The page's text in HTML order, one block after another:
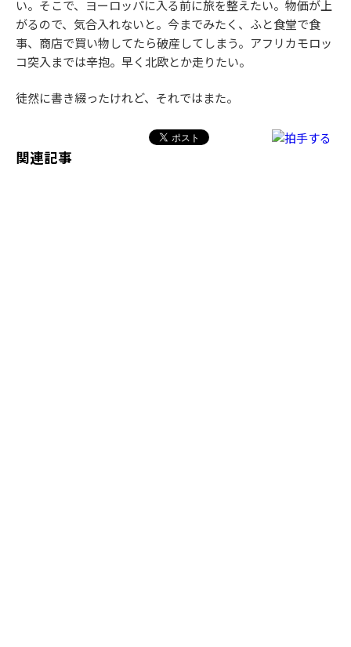
い。そこで、ヨーロッパに入る前に旅を整えたい。物価が上
がるので、気合入れないと。今までみたく、ふと食堂で食
事、商店で買い物してたら破産してしまう。アフリカモロッ
コ突入までは辛抱。早く北欧とか走りたい。
徒然に書き綴ったけれど、それではまた。
関連記事